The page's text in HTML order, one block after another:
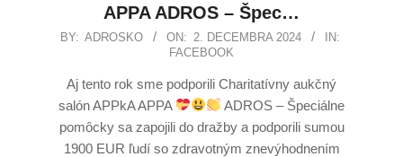
APPA ADROS – Špec…
BY: ADROSKO ON: 2. DECEMBRA 2024
IN:
FACEBOOK
Aj tento rok sme podporili Charitatívny aukčný
salón APPkA APPA
ADROS – Špeciálne
pomôcky sa zapojili do dražby a podporili sumou
1900 EUR ľudí so zdravotným znevýhodnením